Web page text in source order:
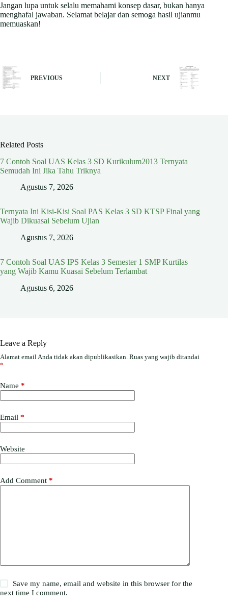
Jangan lupa untuk selalu memahami konsep dasar, bukan hanya
menghafal jawaban. Selamat belajar dan semoga hasil ujianmu
memuaskan!
PREVIOUS NEXT
Related Posts
7 Contoh Soal UAS Kelas 3 SD Kurikulum2013 Ternyata
Semudah Ini Jika Tahu Triknya
Agustus 7, 2026
Ternyata Ini Kisi-Kisi Soal PAS Kelas 3 SD KTSP Final yang
Wajib Dikuasai Sebelum Ujian
Agustus 7, 2026
7 Contoh Soal UAS IPS Kelas 3 Semester 1 SMP Kurtilas
yang Wajib Kamu Kuasai Sebelum Terlambat
Agustus 6, 2026
Leave a Reply
Alamat email Anda tidak akan dipublikasikan. Ruas yang wajib ditandai
*
Name *
Email *
Website
Add Comment *
Save my name, email and website in this browser for the
next time I comment.